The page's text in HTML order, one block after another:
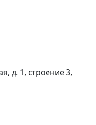
д. 1, строение 3,